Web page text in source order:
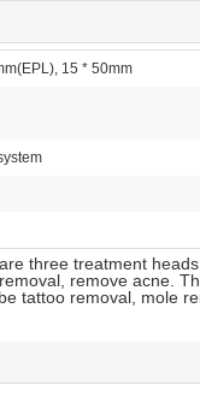
15 * 50mm
three treatment
remove acne.
tattoo removal, mole